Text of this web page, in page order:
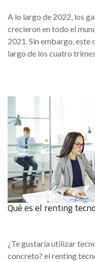
A lo largo de 2022, los
crecieron en todo el
2021. Sin embargo, este
largo de los cuatro
Qué es el renting
¿Te gustaría utilizar
concreto? el renting